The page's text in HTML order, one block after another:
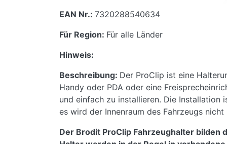
EAN Nr.: 7320288540634
Für Region: Für alle Länder
Hinweis:
Beschreibung: Der ProClip ist eine
Handy oder PDA oder eine
und einfach zu installieren. Die
es wird der Innenraum des Fahrzeugs
Der Brodit ProClip Fahrzeughalter bilden